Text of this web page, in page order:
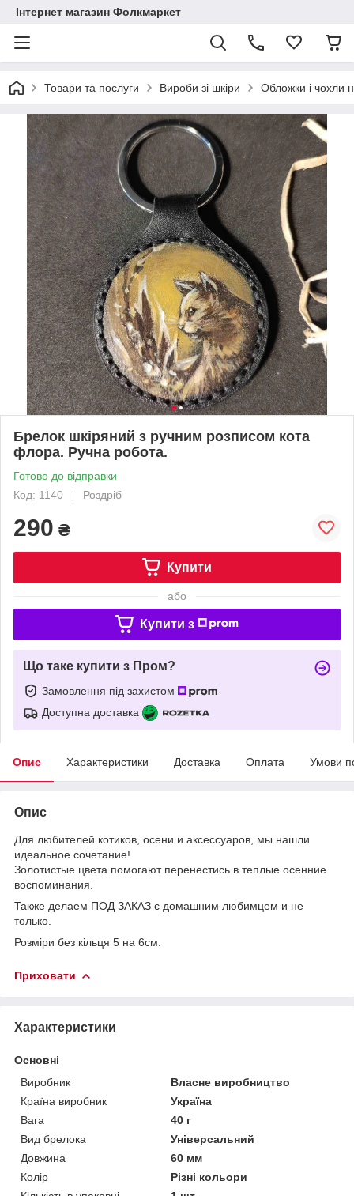
Інтернет магазин Фолкмаркет
Товари та послуги Вироби зі шкіри Обложки і чохли
Брелок шкіряний з ручним розписом кота
флора. Ручна робота.
Готово до відправки
Код: 1140
Роздріб
290 ₴
Купити
або
Купити з
Що таке купити з Пром?
Замовлення під захистом
Доступна доставка
Опис Характеристики Доставка Оплата Умови
Опис
Для любителей котиков, осени и аксессуаров, мы нашли
идеальное сочетание!
Золотистые цвета помогают перенестись в теплые осенние
воспоминания.
Также делаем ПОД ЗАКАЗ с домашним любимцем и не
только.
Розміри без кільця 5 на 6см.
Приховати
Характеристики
Основні
Виробник
Власне виробництво
Країна виробник
Україна
Вага
40 г
Вид брелока
Універсальний
Довжина
60 мм
Колір
Різні кольори